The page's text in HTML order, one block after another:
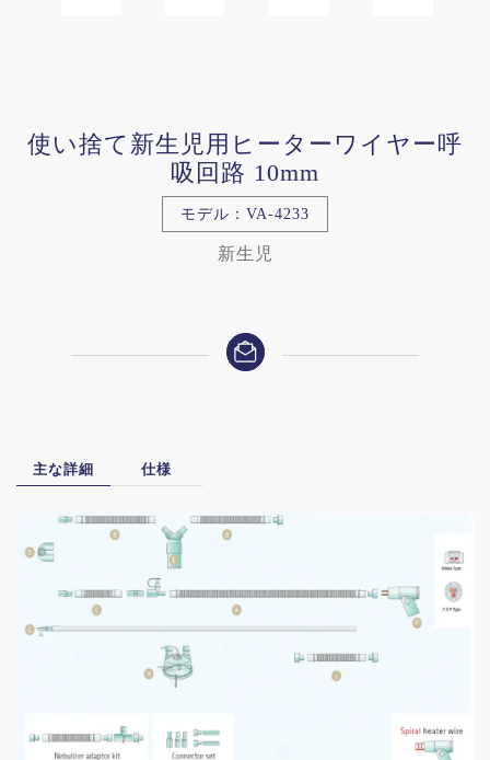
使い捨て新生児用ヒーターワイヤー呼
吸回路 10mm
モデル：VA-4233
新生児
主な詳細 仕様